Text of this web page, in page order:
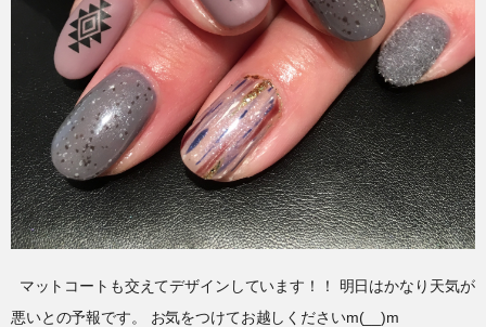
マットコートも交えてデザインしています！！ 明日はかなり天気が
悪いとの予報です。 お気をつけてお越しくださいm(__)m